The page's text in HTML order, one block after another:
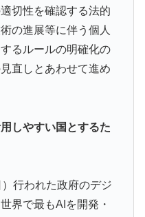
込んでしまうwww
伝説扱い】海外「バムの
日本で定着してるものっ
外の反応）
世界が衝撃
会、FIFA会長に確固たる
て飛行場へ、車輪を出さ
どい着陸なら山ほど見て
切性を確認する法的
の進展等に伴う個人
るルールの明確化の
直しとあわせて進め
しやすい国とするた
行われた政府のデジ
界で最もAIを開発・